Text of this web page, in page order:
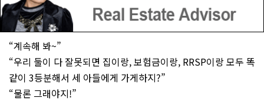
“계속해 봐~”
“우리 둘이 다 잘못되면 집이랑, 보험금이랑, RRSP이랑 모두 똑
같이 3등분해서 세 아들에게 가게하지?”
“물론 그래야지!”